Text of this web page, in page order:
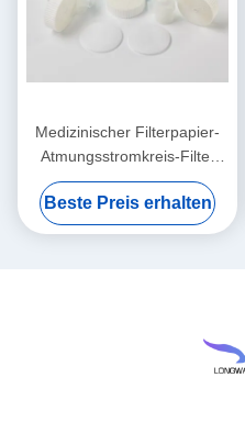
Medizinischer Filterpapier-
Atmungsstromkreis-Filter
HMEF HME runzelte
Filterpapier
Beste Preis erhalten